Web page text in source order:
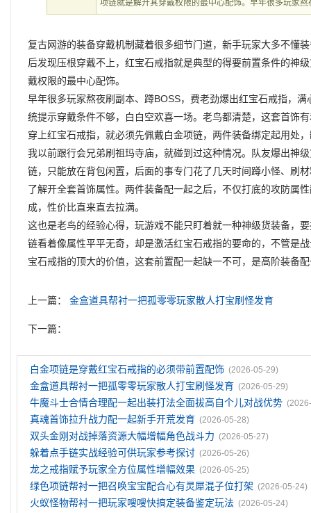
项链就是解开其穿戴权限的最中心配饰。早年很多玩家熬
复古网游的装备穿戴机制藏着很多细节门道，新手玩家大多不懂
后发现压根穿戴不上，红宝石戒指就是典型的得要前置条件的神
戴权限的最中心配饰。
早年很多玩家熬夜刷副本、蹲BOSS，费老劲爆出红宝石戒指，
统提示穿戴条件不够，白白空欢喜一场。老鸟都清楚，这套首饰
穿上红宝石戒指，就必须先佩戴白金项链，两件装备绑定起用处
我以前跟行会兄弟刷祖玛寺庙，就碰到过这种情况。队友爆出神
链，只能放在背包闲置，后面的事专门花了几天时间蹲小怪、刷
了解开全套首饰属性。两件装备配一起之后，不仅打底的攻防属
成，性价比直来直去拉满。
这也是老鸟的经验心得，玩游戏不能只盯着就一种神级货装备，
链看着像属性平平无奇，却是激活红宝石戒指的要命的，不管是
宝石戒指的顶大的价值，这套前置配一起缺一不可，是高阶装备
上一篇：金盒道具帮衬一把孤零零玩家散人打宝刷怪发育
下一篇：
白金项链是穿戴红宝石戒指的必须带前置配饰 (2026-05-29)
金盒道具帮衬一把孤零零玩家散人打宝刷怪发育 (2026-05-29)
牛魔斗士合情合理配一起出装打法全面拔高自个儿对战优势
真魂首饰拉升战力配一起新手开荒发育 (2026-05-28)
双头金刚对战掉落资源大幅增幅角色战斗力 (2026-05-27)
躲着点手链实战经验可供玩家参考探讨 (2026-05-26)
龙之戒指赋予玩家全方位属性增幅效果 (2026-05-25)
绿色项链帮衬一把召唤宝宝配合心有灵犀混子位打架 (2026-05-24)
火蚁怪物帮衬一把玩家嗖嗖快搞定装备鉴定玩法 (2026-05-24)